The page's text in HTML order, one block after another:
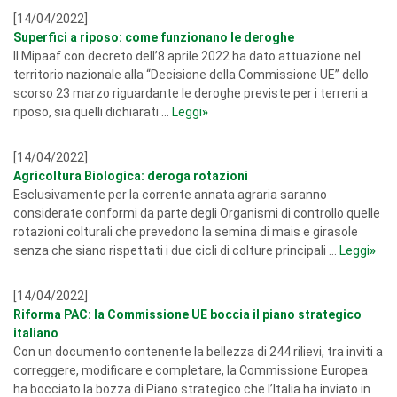
[14/04/2022]
Superfici a riposo: come funzionano le deroghe
Il Mipaaf con decreto dell’8 aprile 2022 ha dato attuazione nel
territorio nazionale alla “Decisione della Commissione UE” dello
scorso 23 marzo riguardante le deroghe previste per i terreni a
riposo, sia quelli dichiarati ...
Leggi»
[14/04/2022]
Agricoltura Biologica: deroga rotazioni
Esclusivamente per la corrente annata agraria saranno
considerate conformi da parte degli Organismi di controllo quelle
rotazioni colturali che prevedono la semina di mais e girasole
senza che siano rispettati i due cicli di colture principali ...
Leggi»
[14/04/2022]
Riforma PAC: la Commissione UE boccia il piano strategico
italiano
Con un documento contenente la bellezza di 244 rilievi, tra inviti a
correggere, modificare e completare, la Commissione Europea
ha bocciato la bozza di Piano strategico che l’Italia ha inviato in